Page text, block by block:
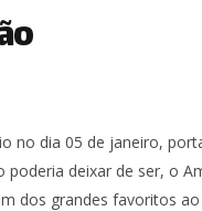
no dia 05 de janeiro,
deixar de ser, o
dos grandes favoritos